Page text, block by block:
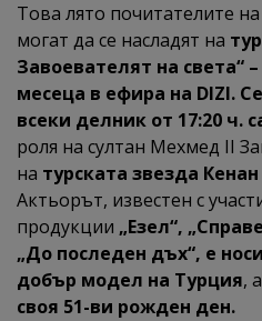
Това лято почитателите
могат да се насладят на
Завоевателят на света“
месеца в ефира на DIZI.
всеки делник от 17:20 ч.
роля на султан Мехмед II
на турската звезда
Актьорът, известен с
продукции „Езел“,
„До последен дъх“, е
добър модел на Турция,
своя 51-ви рожден ден.